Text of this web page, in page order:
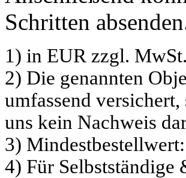
Schritten
1) in EUR zzgl.
2) Die genannten
umfassend
uns kein Nachweis
3)
4) Für